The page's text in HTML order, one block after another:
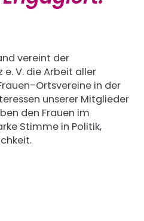
vereint der
e. V. die Arbeit aller
Ortsvereine in der
unserer Mitglieder
den Frauen im
Stimme in Politik,